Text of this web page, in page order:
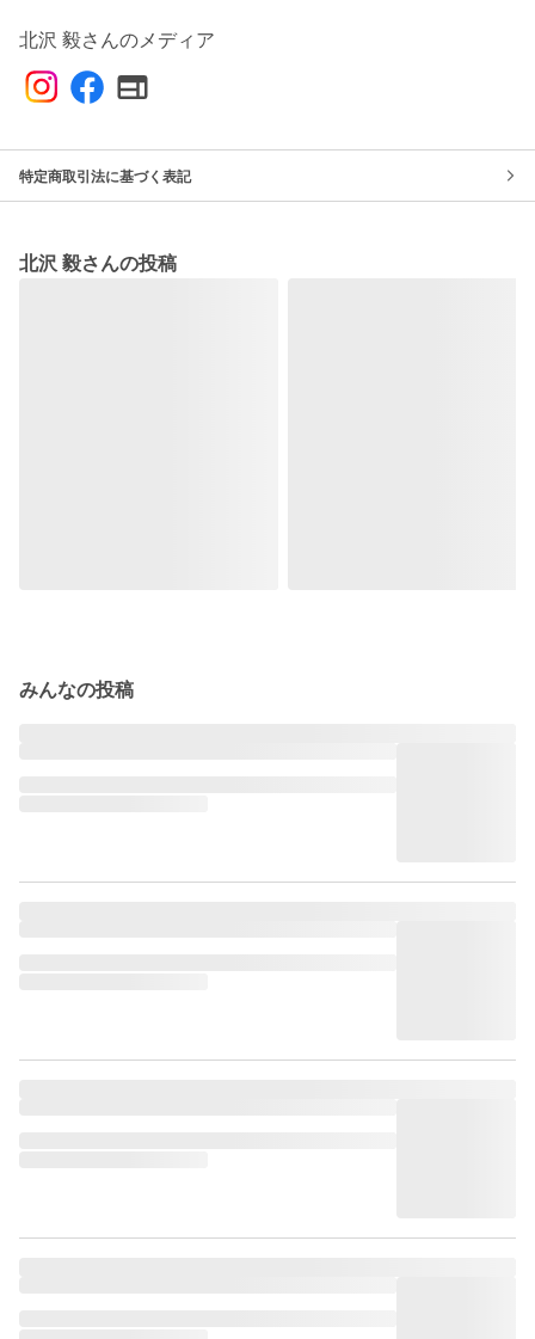
北沢 毅さんのメディア
特定商取引法に基づく表記
北沢 毅さんの投稿
みんなの投稿